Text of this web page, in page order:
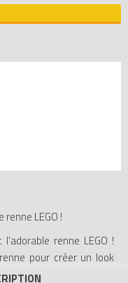
LEGO !
renne LEGO !
pour créer un look
les oreilles pour créer